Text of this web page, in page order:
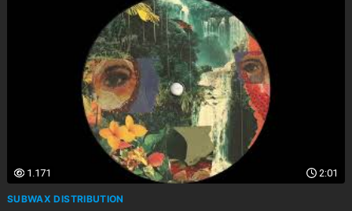
2:01
1.171
SUBWAX DISTRIBUTION